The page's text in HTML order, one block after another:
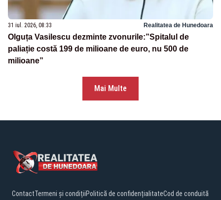
31 iul. 2026, 08:33 Realitatea de Hunedoara
Olguța Vasilescu dezminte zvonurile:”Spitalul de
paliație costă 199 de milioane de euro, nu 500 de
milioane”
Mai Multe
ContactTermeni și condițiiPolitică de confidențialitateCod de conduită